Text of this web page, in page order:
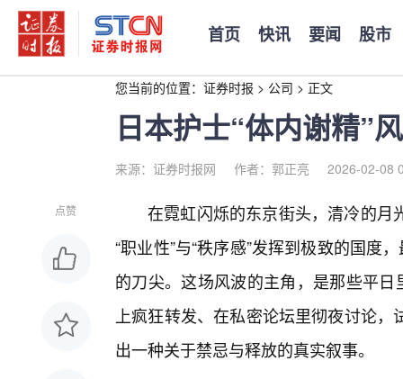
首页 快讯 要闻 股市
您当前的位置： 证券时报 > 公司 > 正文
日本护士“体内谢精”
来源：证券时报网 作者：郭正亮 2026-02-08
点赞
在霓虹闪烁的东京街头，清冷的月
“职业性”与“秩序感”发挥到极致的国度
的刀尖。这场风波的主角，是那些平
上疯狂转发、在私密论坛里彻夜讨论
出一种关于禁忌与释放的真实叙事。